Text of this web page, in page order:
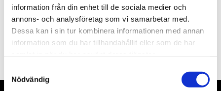
information från din enhet till de sociala medier och
annons- och analysföretag som vi samarbetar med.
Dessa kan i sin tur kombinera informationen med annan
information som du har tillhandahållit eller som de har
Nödvändig
PRENUMERERA